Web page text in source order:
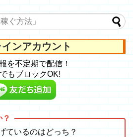
ンアカウント
を不定期で配信！
もブロックOK!
ているのはどっち？